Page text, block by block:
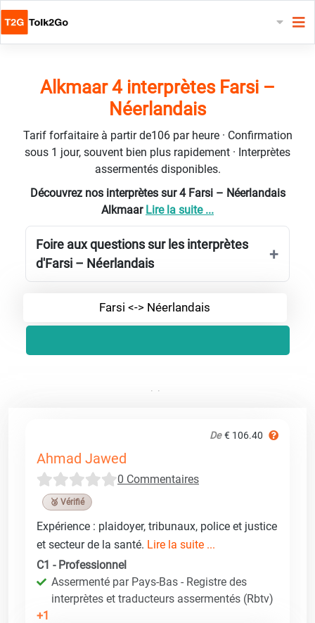
Alkmaar 4 interprètes Farsi –
Néerlandais
Tarif forfaitaire à partir de106 par heure · Confirmation
sous 1 jour, souvent bien plus rapidement · Interprètes
assermentés disponibles.
Découvrez nos interprètes sur 4 Farsi – Néerlandais
Alkmaar Lire la suite ...
Foire aux questions sur les interprètes
d'Farsi – Néerlandais
Farsi <-> Néerlandais
De € 106.40
Ahmad Jawed
0 Commentaires
🥉 Vérifié
Expérience : plaidoyer, tribunaux, police et justice
et secteur de la santé. Lire la suite ...
C1 - Professionnel
Assermenté par Pays-Bas - Registre des
interprètes et traducteurs assermentés (Rbtv)
+1